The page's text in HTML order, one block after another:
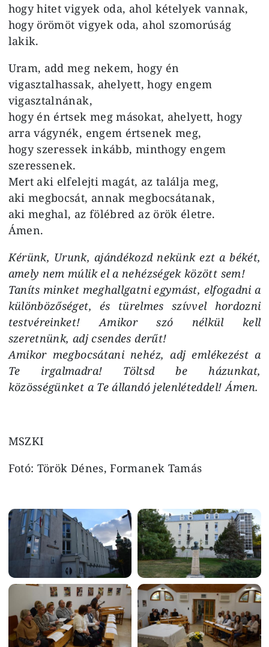
hogy hitet vigyek oda, ahol kételyek vannak,
hogy örömöt vigyek oda, ahol szomorúság
lakik.
Uram, add meg nekem, hogy én
vigasztalhassak, ahelyett, hogy engem
vigasztalnának,
hogy én értsek meg másokat, ahelyett, hogy
arra vágynék, engem értsenek meg,
hogy szeressek inkább, minthogy engem
szeressenek.
Mert aki elfelejti magát, az találja meg,
aki megbocsát, annak megbocsátanak,
aki meghal, az fölébred az örök életre.
Ámen.
Kérünk, Urunk, ajándékozd nekünk ezt a békét,
amely nem múlik el a nehézségek között sem!
Taníts minket meghallgatni egymást, elfogadni a
különbözőséget, és türelmes szívvel hordozni
testvéreinket! Amikor szó nélkül kell
szeretnünk, adj csendes derűt!
Amikor megbocsátani nehéz, adj emlékezést a
Te irgalmadra! Töltsd be házunkat,
közösségünket a Te állandó jelenléteddel! Ámen.
MSZKI
Fotó: Török Dénes, Formanek Tamás
Image Image
Image Image